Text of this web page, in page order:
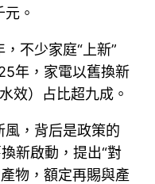
。
不少家庭“上新”
年，家電以舊換新
效）占比超九成。
風，背后是政策的
新啟動，提出“對
物，額定再賜與產